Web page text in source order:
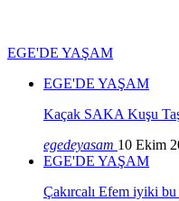
EGE'DE YAŞAM
EGE'DE YAŞAM
Kaçak SAKA Kuşu
egedeyasam 10 Ekim
EGE'DE YAŞAM
Çakırcalı Efem iyiki